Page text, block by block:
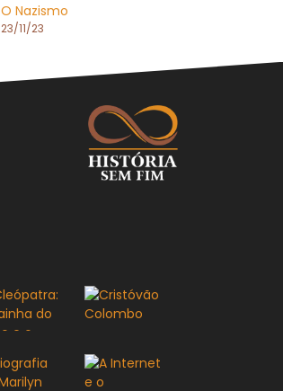
O Nazismo
23/11/23